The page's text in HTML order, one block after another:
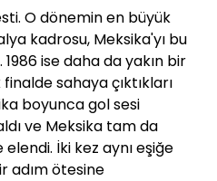
O dönemin en büyük
kadrosu, Meksika'yı bu
ise daha da yakın bir
finalde sahaya çıktıkları
boyunca gol sesi
ve Meksika tam da
İki kez aynı eşiğe
adım ötesine